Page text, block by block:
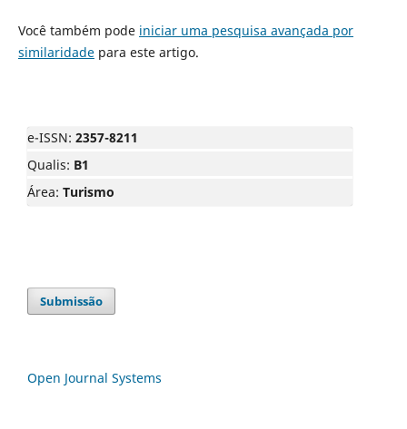
Você também pode iniciar uma pesquisa avançada por
similaridadepara este artigo.
e-ISSN: 2357-8211
Qualis: B1
Área: Turismo
Submissão
Open Journal Systems